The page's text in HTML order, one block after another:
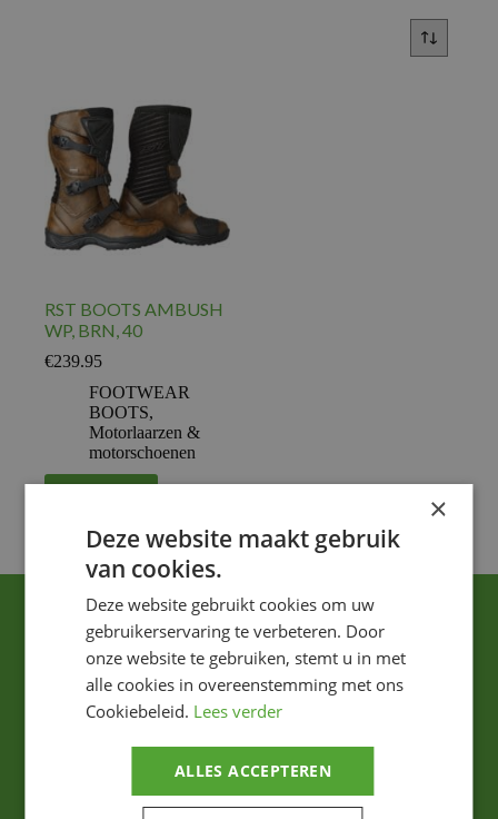
RST BOOTS AMBUSH
WP, BRN, 40
€239.95
FOOTWEAR
BOOTS,
Motorlaarzen &
motorschoenen
×
Deze website maakt gebruik
van cookies.
Deze website gebruikt cookies om uw
gebruikerservaring te verbeteren. Door
onze website te gebruiken, stemt u in met
alle cookies in overeenstemming met ons
Cookiebeleid. Lees verder
ALLES ACCEPTEREN